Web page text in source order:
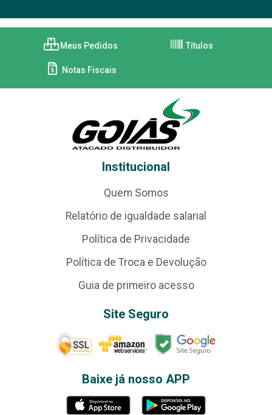
Meus Pedidos Títulos
Notas Fiscais
Institucional
Quem Somos
Relatório de igualdade salarial
Política de Privacidade
Política de Troca e Devolução
Guia de primeiro acesso
Site Seguro
Baixe já nosso APP